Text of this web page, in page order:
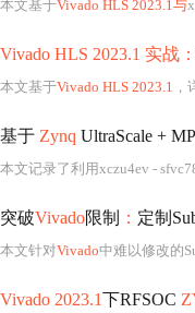
本文基于Vivado HLS 2023.1与
Vivado HLS 2023.1 实战：
本文基于Vivado HLS 2023.1
基于 Zynq UltraScale +
本文记录了利用xczu4ev -
突破Vivado限制 ： 定制
本文针对Vivado中难以修改的
Vivado 2023.1下RFSOC